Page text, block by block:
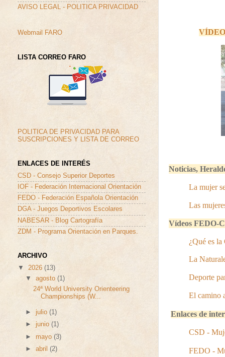
VÍDEO
Noticias,
La mujer
Las
Vídeos FEDO-
¿Qué es
La
Deporte
El camino
Enlaces de
CSD -
FEDO -
AVISO LEGAL - POLITICA PRIVACIDAD
Webmail FARO
LISTA CORREO FARO
POLITICA DE PRIVACIDAD PARA
SUSCRIPCIONES Y LISTA DE CORREO
ENLACES DE INTERÉS
CSD - Consejo Superior Deportes
IOF - Federación Internacional Orientación
FEDO - Federación Española Orientación
DGA - Juegos Deportivos Escolares
NABESAR - Blog Cartografía
ZDM - Programa Orientación en Parques.
ARCHIVO
▼ 2026 (13)
▼agosto(1)
24ª World University Orienteering
Championships (W...
►julio(1)
►junio(1)
►mayo(3)
►abril(2)